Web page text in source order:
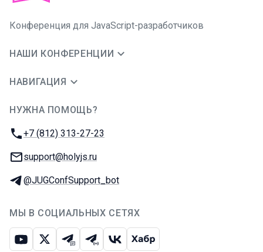
Конференция для JavaScript-разработчиков
НАШИ КОНФЕРЕНЦИИ
НАВИГАЦИЯ
НУЖНА ПОМОЩЬ?
Телефон:
+7 (812) 313-27-23
E-mail:
support@holyjs.ru
Телеграм:
@JUGConfSupport_bot
МЫ В СОЦИАЛЬНЫХ СЕТЯХ
ЮтубИкс Телеграм-чат
Телеграм-канал
ВКонтакте
Хабр